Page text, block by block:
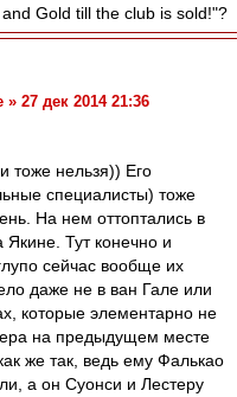
Gold till the club is sold!"?
27 дек 2014 21:36
тоже нельзя)) Его
специалисты) тоже
На нем оттоптались в
Якине. Тут конечно и
сейчас вообще их
даже не в ван Гале или
которые элементарно не
на предыдущем месте
же так, ведь ему Фалькао
а он Суонси и Лестеру